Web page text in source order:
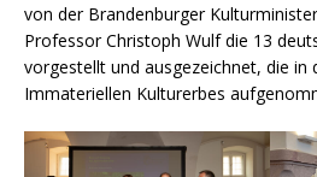
von der Brandenburger
Professor Christoph Wulf die 13
vorgestellt und ausgezeichnet, die in
Immateriellen Kulturerbes